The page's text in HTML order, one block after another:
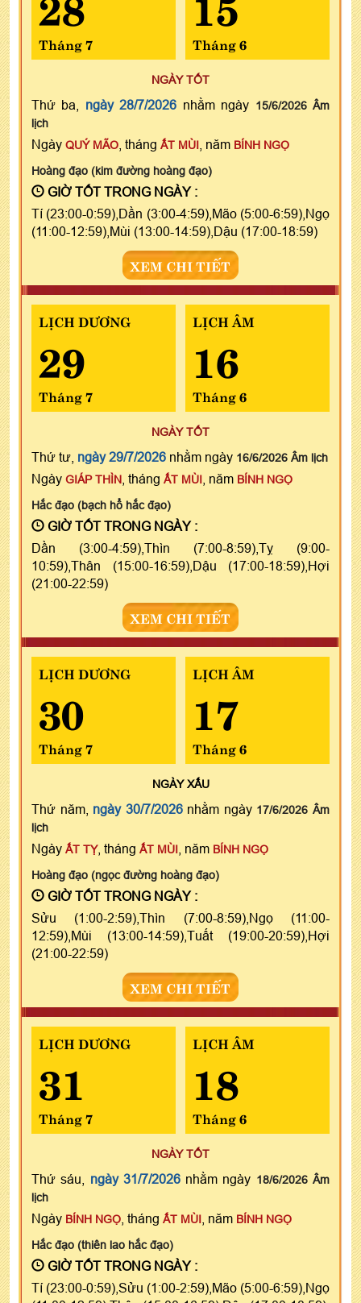
Tháng 7 Tháng 6
NGÀY TỐT
Thứ ba, ngày 28/7/2026 nhằm ngày 15/6/2026 Âm
lịch
Ngày QUÝ MÃO , tháng ẤT MÙI , năm BÍNH NGỌ
Hoàng đạo (kim đường hoàng đạo)
GIỜ TỐT TRONG NGÀY :
Tí (23:00-0:59),Dần (3:00-4:59),Mão (5:00-6:59),Ngọ
(11:00-12:59),Mùi (13:00-14:59),Dậu (17:00-18:59)
XEM CHI TIẾT
LỊCH DƯƠNG
29
Tháng 7
LỊCH ÂM
16
Tháng 6
NGÀY TỐT
Thứ tư, ngày 29/7/2026 nhằm ngày 16/6/2026 Âm lịch
Ngày GIÁP THÌN , tháng ẤT MÙI , năm BÍNH NGỌ
Hắc đạo (bạch hổ hắc đạo)
GIỜ TỐT TRONG NGÀY :
Dần (3:00-4:59),Thìn (7:00-8:59),Tỵ (9:00-
10:59),Thân (15:00-16:59),Dậu (17:00-18:59),Hợi
(21:00-22:59)
XEM CHI TIẾT
LỊCH DƯƠNG
30
Tháng 7
LỊCH ÂM
17
Tháng 6
NGÀYXẤU
Thứ năm, ngày 30/7/2026nhằm ngày 17/6/2026 Âm
lịch
Ngày ẤT TỴ, tháng ẤT MÙI , năm BÍNH NGỌ
Hoàng đạo (ngọc đường hoàng đạo)
GIỜ TỐT TRONG NGÀY :
Sửu (1:00-2:59),Thìn (7:00-8:59),Ngọ (11:00-
12:59),Mùi (13:00-14:59),Tuất (19:00-20:59),Hợi
(21:00-22:59)
XEM CHI TIẾT
LỊCH DƯƠNG
31
Tháng 7
LỊCH ÂM
18
Tháng 6
NGÀY TỐT
Thứ sáu, ngày 31/7/2026nhằm ngày 18/6/2026 Âm
lịch
Ngày BÍNH NGỌ , tháng ẤT MÙI , năm BÍNH NGỌ
Hắc đạo (thiên lao hắc đạo)
GIỜ TỐT TRONG NGÀY :
Tí (23:00-0:59),Sửu (1:00-2:59),Mão (5:00-6:59),Ngọ